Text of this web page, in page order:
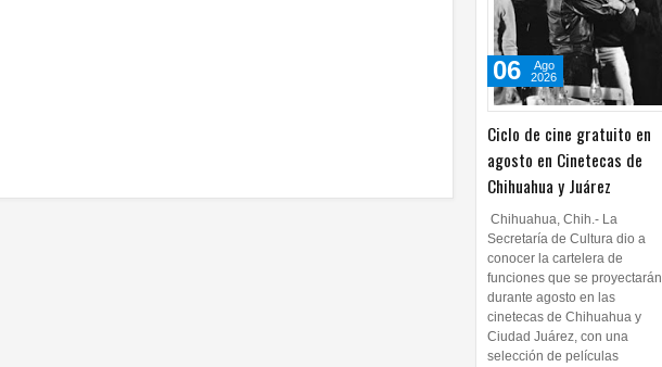
Ciclo de cine gratuito en
agosto en Cinetecas de
Chihuahua y Juárez
06
Ago
2026
Chihuahua, Chih.- La
Secretaría de Cultura dio a
conocer la cartelera de
funciones que se proyectarán
durante agosto en las
cinetecas de Chihuahua y
Ciudad Juárez, con una
selección de películas